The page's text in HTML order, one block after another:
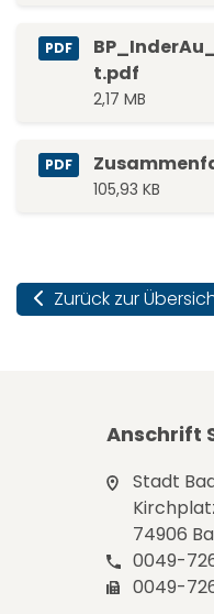
PDF
t.pdf
2,17 MB
PDF
105,93 KB
Zurück zur
Anschrift
Stadt
74906
0049-
0049-